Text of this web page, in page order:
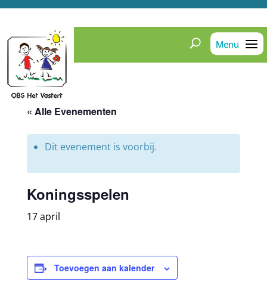
« Alle Evenementen
Dit evenement is voorbij.
Koningsspelen
17 april
Toevoegen aan kalender